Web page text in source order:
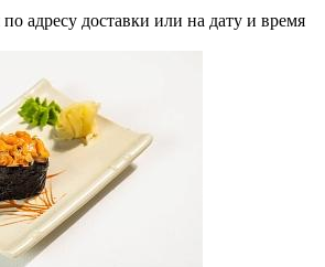
по адресу доставки или на дату и время